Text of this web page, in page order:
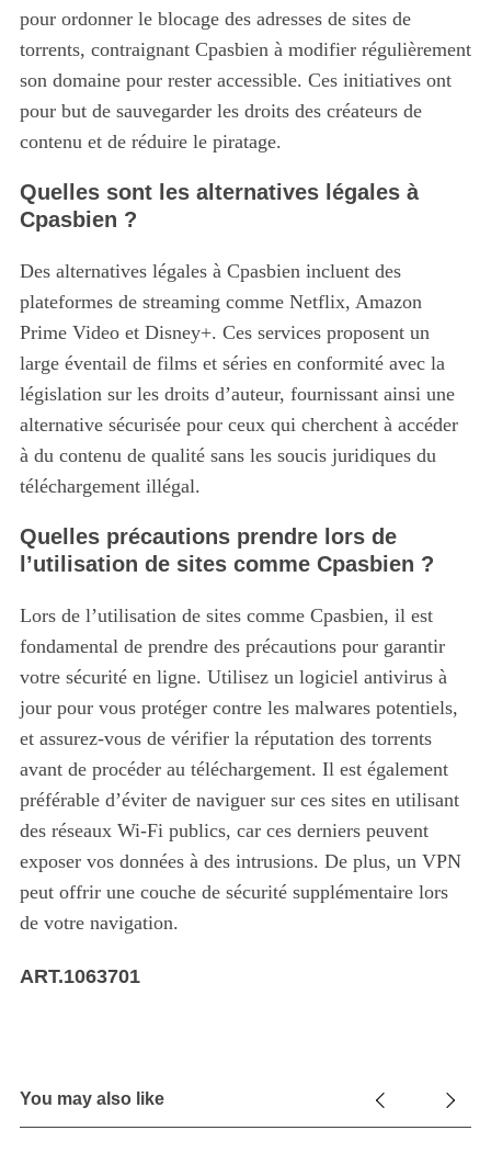
pour ordonner le blocage des adresses de sites de
torrents, contraignant Cpasbien à modifier régulièrement
son domaine pour rester accessible. Ces initiatives ont
pour but de sauvegarder les droits des créateurs de
contenu et de réduire le piratage.
Quelles sont les alternatives légales à
Cpasbien ?
Des alternatives légales à Cpasbien incluent des
plateformes de streaming comme Netflix, Amazon
Prime Video et Disney+. Ces services proposent un
large éventail de films et séries en conformité avec la
législation sur les droits d’auteur, fournissant ainsi une
alternative sécurisée pour ceux qui cherchent à accéder
à du contenu de qualité sans les soucis juridiques du
téléchargement illégal.
Quelles précautions prendre lors de
l’utilisation de sites comme Cpasbien ?
Lors de l’utilisation de sites comme Cpasbien, il est
fondamental de prendre des précautions pour garantir
votre sécurité en ligne. Utilisez un logiciel antivirus à
jour pour vous protéger contre les malwares potentiels,
et assurez-vous de vérifier la réputation des torrents
avant de procéder au téléchargement. Il est également
préférable d’éviter de naviguer sur ces sites en utilisant
des réseaux Wi-Fi publics, car ces derniers peuvent
exposer vos données à des intrusions. De plus, un VPN
peut offrir une couche de sécurité supplémentaire lors
de votre navigation.
ART.1063701
You may also like